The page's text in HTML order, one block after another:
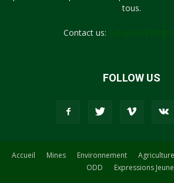
tous.
Contact us:
FOLLOW US
Accueil Mines Environnement Agriculture
ODD
Expressions